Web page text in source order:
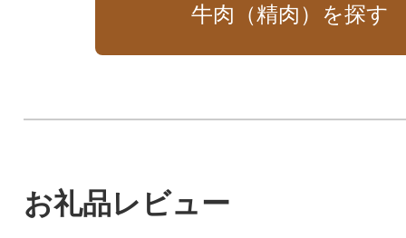
牛肉（精肉）を探す
お礼品レビュー